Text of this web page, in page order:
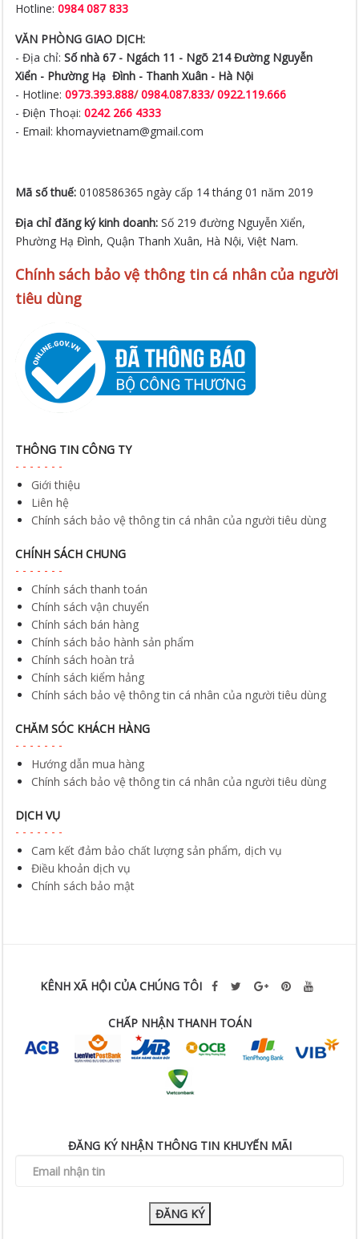
Hotline:0984 087 833
VĂN PHÒNG GIAO DỊCH:
- Địa chỉ:Số nhà 67 - Ngách 11 - Ngõ 214 Đường Nguyễn
Xiển - Phường Hạ Đình - Thanh Xuân - Hà Nội
- Hotline:0973.393.888/ 0984.087.833/ 0922.119.666
- Điện Thoại:0242 266 4333
- Email: khomayvietnam@gmail.com
Mã số thuế:0108586365 ngày cấp 14 tháng 01 năm 2019
Địa chỉ đăng ký kinh doanh:Số 219 đường Nguyễn Xiển,
Phường Hạ Đình, Quận Thanh Xuân, Hà Nội, Việt Nam.
Chính sách bảo vệ thông tin cá nhân của người
tiêu dùng
THÔNG TIN CÔNG TY
Giới thiệu
Liên hệ
Chính sách bảo vệ thông tin cá nhân của người tiêu dùng
CHÍNH SÁCH CHUNG
Chính sách thanh toán
Chính sách vận chuyển
Chính sách bán hàng
Chính sách bảo hành sản phẩm
Chính sách hoàn trả
Chính sách kiểm hảng
Chính sách bảo vệ thông tin cá nhân của người tiêu dùng
CHĂM SÓC KHÁCH HÀNG
Hướng dẫn mua hàng
Chính sách bảo vệ thông tin cá nhân của người tiêu dùng
DỊCH VỤ
Cam kết đảm bảo chất lượng sản phẩm, dịch vụ
Điều khoản dịch vụ
Chính sách bảo mật
KÊNH XÃ HỘI CỦA CHÚNG TÔI
CHẤP NHẬN THANH TOÁN
ĐĂNG KÝ NHẬN THÔNG TIN KHUYẾN MÃI
ĐĂNG KÝ